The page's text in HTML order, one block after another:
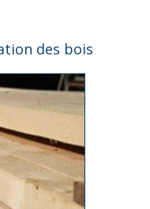
des bois